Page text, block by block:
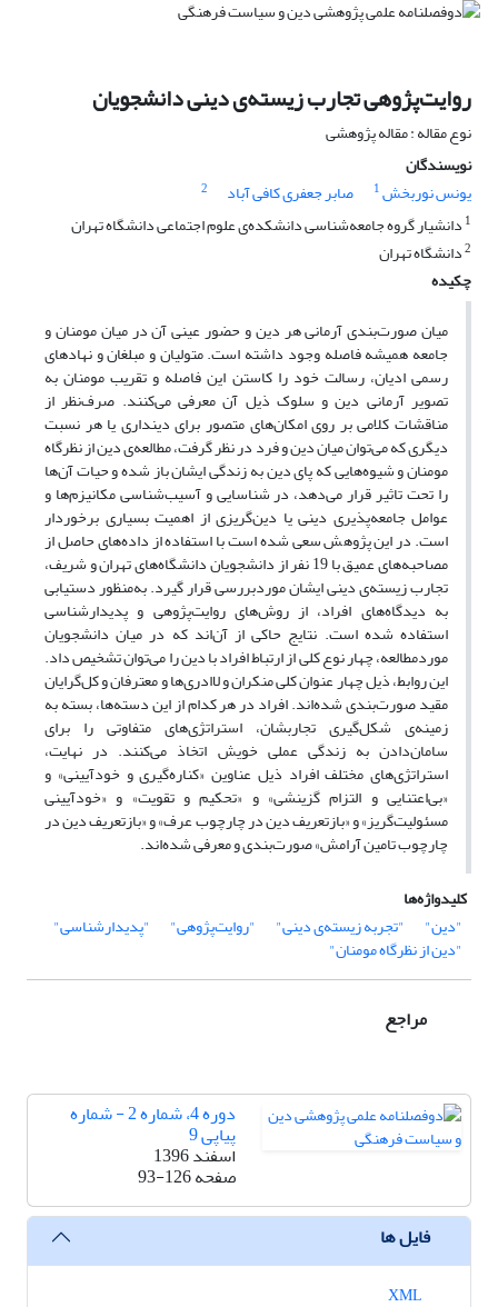
روایت‌پژوهی تجارب زیسته‌ی دینی دانشجویان
نوع مقاله : مقاله پژوهشی
نویسندگان
یونس نوربخش1 صابر جعفری کافی آباد
2
1 دانشیار گروه جامعه‌شناسی دانشکده‌ی علوم اجتماعی دانشگاه تهران
2دانشگاه تهران
چکیده
میان صورت‌بندی آرمانی هر دین و حضور عینی آن در میان مومنان و
جامعه همیشه فاصله وجود داشته است. متولیان و مبلغان و نهادهای
رسمی ادیان، رسالت خود را کاستن این فاصله و تقریب مومنان به
تصویر آرمانی دین و سلوک ذیل آن معرفی می‌کنند. صرف‌نظر از
مناقشات کلامی بر روی امکان‌های متصور برای دینداری یا هر نسبت
دیگری که می‌توان میان دین و فرد در نظر گرفت، مطالعه‌ی دین از نظرگاه
مومنان و شیوه‌هایی که پای دین به زندگی ایشان باز شده و حیات آن‌ها
را تحت تاثیر قرار می‌دهد، در شناسایی و آسیب‌شناسی مکانیزم‌ها و
عوامل جامعه‌پذیری دینی یا دین‌گریزی از اهمیت بسیاری برخوردار
است. در این پژوهش سعی شده است با استفاده از داده‌های حاصل از
مصاحبه‌های عمیق با 19 نفر از دانشجویان دانشگاه‌های تهران و شریف،
تجارب زیسته‌ی دینی ایشان موردبررسی قرار گیرد. به‌منظور دستیابی
به دیدگاه‌های افراد، از روش‌های روایت‌پژوهی و پدیدارشناسی
استفاده شده است. نتایج حاکی از آن‌اند که در میان دانشجویان
موردمطالعه، چهار نوع کلی از ارتباط افراد با دین را می‌توان تشخیص داد.
این روابط، ذیل چهار عنوان کلی منکران و لاادری‌ها و معترفان و کل‌گرایان
مقید صورت‌بندی شده‌اند. افراد در هر کدام از این دسته‌ها، بسته به
زمینه‌ی شکل‌گیری تجاربشان، استراتژی‌های متفاوتی را برای
سامان‌دادن به زندگی عملی خویش اتخاذ می‌کنند. در نهایت،
استراتژی‌های مختلف افراد ذیل عناوین «کناره‌گیری و خودآیینی» و
«بی‌اعتنایی و التزام گزینشی» و «تحکیم و تقویت» و «خودآیینی
مسئولیت‌گریز» و «بازتعریف دین در چارچوب عرف» و «بازتعریف دین در
چارچوب تامین آرامش» صورت‌بندی و معرفی شده‌اند.
کلیدواژه‌ها
"دین"
"تجربه زیسته‌ی دینی" "روایت‌پژوهی" "پدیدارشناسی"
"دین از نظرگاه مومنان"
مراجع
دوره 4، شماره 2 - شماره
پیاپی 9
اسفند 1396
صفحه93-126
فایل ها